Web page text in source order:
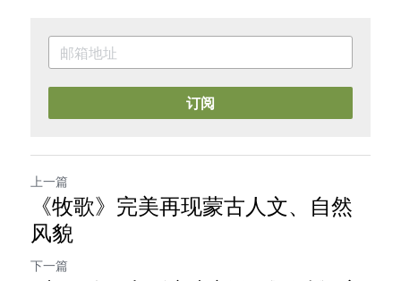
订阅
上一篇
《牧歌》完美再现蒙古人文、自然
风貌
下一篇